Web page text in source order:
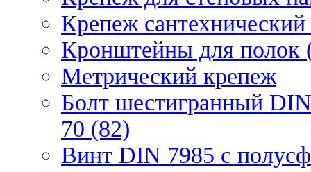
Крепеж
Кронштейны для полок
Метрический крепеж
Болт шестигранный
70 (82)
Винт DIN 7985 с